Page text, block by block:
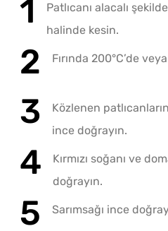
Patlıcanı alacalı
halinde kesin.
Fırında 200°C’de
Közlenen
ince doğrayın.
Kırmızı soğanı ve
doğrayın.
Sarımsağı ince